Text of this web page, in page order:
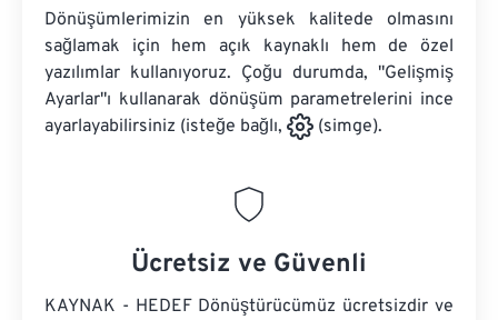
Dönüşümlerimizin en yüksek kalitede olmasını
sağlamak için hem açık kaynaklı hem de özel
yazılımlar kullanıyoruz. Çoğu durumda, "Gelişmiş
Ayarlar"ı kullanarak dönüşüm parametrelerini ince
ayarlayabilirsiniz (isteğe bağlı,
(simge).
Ücretsiz ve Güvenli
KAYNAK - HEDEF Dönüştürücümüz ücretsizdir ve